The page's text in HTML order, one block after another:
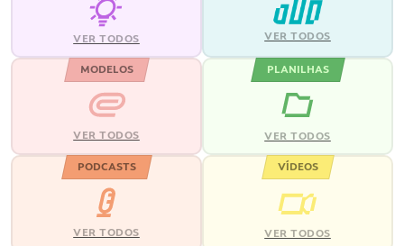
VER TODOS VER TODOS
MODELOS
VER TODOS
PLANILHAS
VER TODOS
PODCASTS
VER TODOS
VÍDEOS
VER TODOS